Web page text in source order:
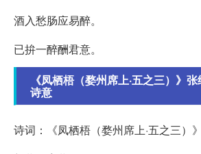
酒入愁肠应易醉。
已拚一醉酬君意。
《凤栖梧（婺州席上·五之三）》
诗意
诗词：《凤栖梧（婺州席上·五之三）》